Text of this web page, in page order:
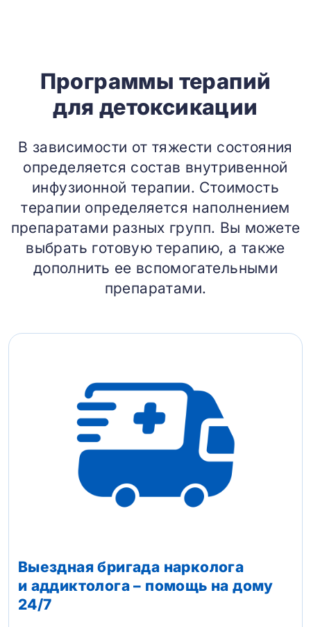
Программы терапий
для детоксикации
В зависимости от тяжести состояния
определяется состав внутривенной
инфузионной терапии. Стоимость
терапии определяется наполнением
препаратами разных групп. Вы можете
выбрать готовую терапию, а также
дополнить ее вспомогательными
препаратами.
Выездная бригада нарколога
и аддиктолога – помощь на дому
24/7